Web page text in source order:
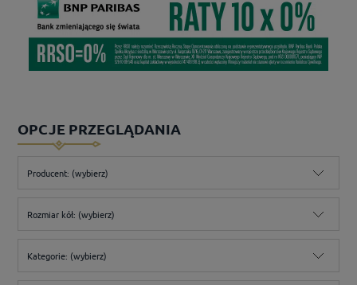
OPCJE PRZEGLĄDANIA
Producent: (wybierz)
Rozmiar kół: (wybierz)
Kategorie: (wybierz)